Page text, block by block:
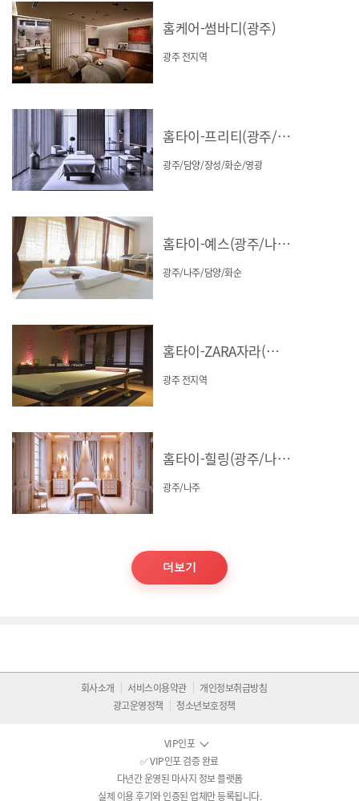
홈케어-썸바디(광주)
광주 전지역
홈타이-프리티(광주/담양/장성/화순/영광)
광주/담양/장성/화순/영광
홈타이-예스(광주/나주/담양/화순)
광주/나주/담양/화순
홈타이-ZARA자라(광주)
광주 전지역
홈타이-힐링(광주/나주)
광주/나주
더보기
회사소개 서비스이용약관
개인정보취급방침
광고운영정책
청소년보호정책
VIP인포
✅ VIP인포 검증 완료
다년간 운영된 마사지 정보 플랫폼
실제 이용 후기와 인증된 업체만 등록됩니다.